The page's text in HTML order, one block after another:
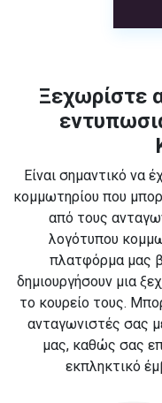
Ξεχωρίστε
Είναι σημαντικό να
κομμωτηρίου που
από τους
λογότυπου
πλατφόρμα μας
δημιουργήσουν μια
το κουρείο τους.
ανταγωνιστές σας
μας, καθώς σας
εκπληκτικό